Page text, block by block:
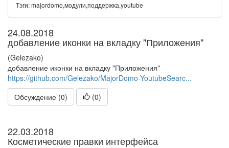
Тэги: majordomo,модули,поддержка,youtube
24.08.2018
добавление иконки на вкладку "Приложения"
(Gelezako)
добавление иконки на вкладку "Приложения"
https://github.com/Gelezako/MajorDomo-YoutubeSearc...
Обсуждение (0)
(0)
22.03.2018
Косметические правки интерфейса